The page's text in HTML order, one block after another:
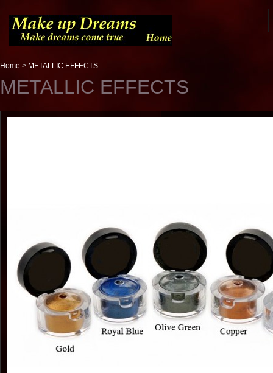
Home > METALLIC EFFECTS
METALLIC EFFECTS